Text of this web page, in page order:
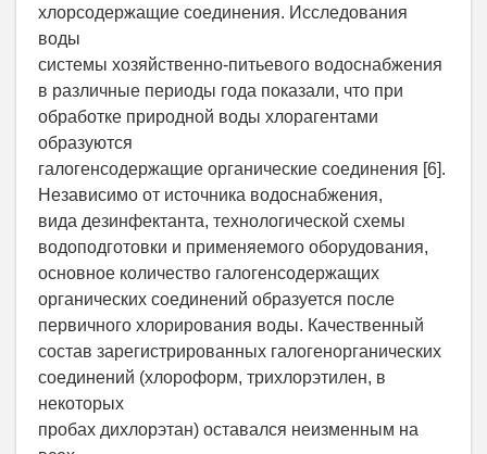
хлорсодержащие соединения. Исследования
воды
системы хозяйственно-питьевого водоснабжения
в различные периоды года показали, что при
обработке природной воды хлорагентами
образуются
галогенсодержащие органические соединения [6].
Независимо от источника водоснабжения,
вида дезинфектанта, технологической схемы
водоподготовки и применяемого оборудования,
основное количество галогенсодержащих
органических соединений образуется после
первичного хлорирования воды. Качественный
состав зарегистрированных галогенорганических
соединений (хлороформ, трихлорэтилен, в
некоторых
пробах дихлорэтан) оставался неизменным на